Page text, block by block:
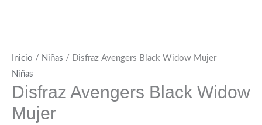
Inicio / Niñas / Disfraz Avengers Black Widow Mujer
Niñas
Disfraz Avengers Black Widow
Mujer